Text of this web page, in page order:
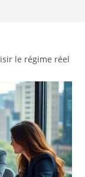
le régime réel